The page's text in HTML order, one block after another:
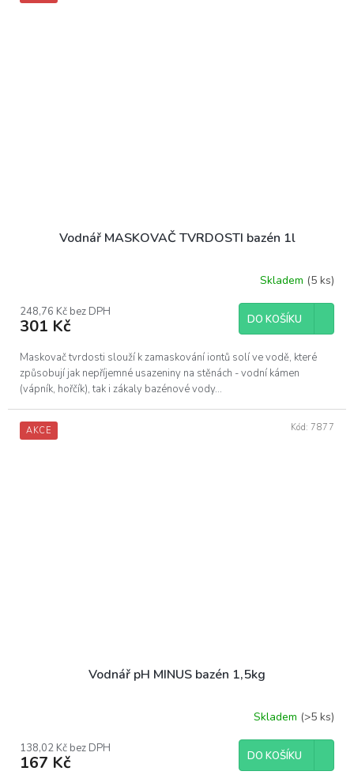
Vodnář MASKOVAČ TVRDOSTI bazén 1l
Skladem (5 ks)
248,76 Kč bez DPH
301 Kč DO KOŠÍKU
Maskovač tvrdosti slouží k zamaskování iontů solí ve vodě, které
způsobují jak nepříjemné usazeniny na stěnách - vodní kámen
(vápník, hořčík), tak i zákaly bazénové vody...
AKCE
Vodnář pH MINUS bazén 1,5kg
Skladem (>5 ks)
138,02 Kč bez DPH
167 Kč DO KOŠÍKU
Kód: 7877